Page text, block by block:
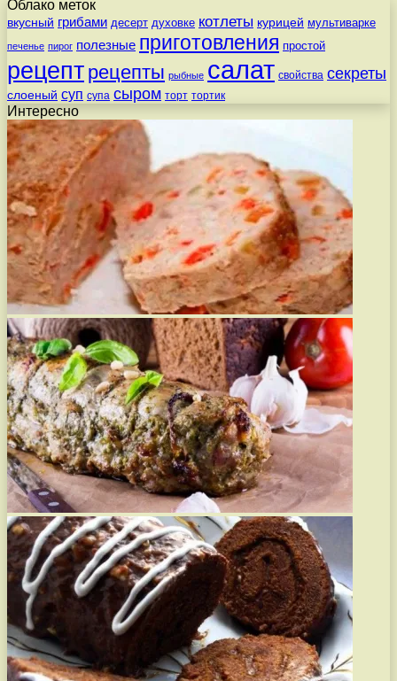
Облако меток
вкусный грибами десерт духовке котлеты курицей мультиварке
печенье пирог полезные приготовления простой
рецепт рецепты рыбные салат свойства секреты
слоеный суп супа сыром торт тортик
Интересно